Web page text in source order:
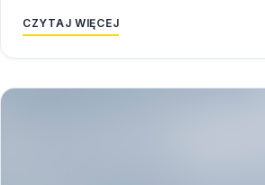
CZYTAJ WIĘCEJ